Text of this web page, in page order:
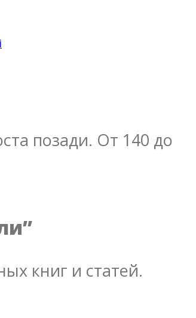
позади. От 140 до
книг и статей.